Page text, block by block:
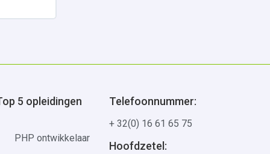
5 opleidingen
PHP ontwikkelaar
Telefoonnummer:
+ 32(0) 16 61 65 75
Hoofdzetel: